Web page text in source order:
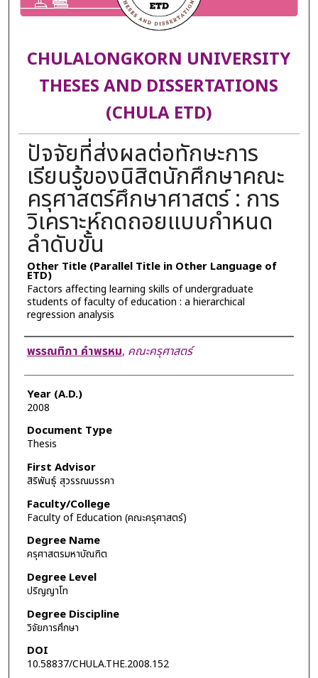
CHULALONGKORN UNIVERSITY
THESES AND DISSERTATIONS
(CHULA ETD)
ปัจจัยที่ส่งผลต่อทักษะการ
เรียนรู้ของนิสิตนักศึกษาคณะ
ครุศาสตร์ศึกษาศาสตร์ : การ
วิเคราะห์ถดถอยแบบกำหนด
ลำดับขั้น
Other Title (Parallel Title in Other Language of
ETD)
Factors affecting learning skills of undergraduate
students of faculty of education : a hierarchical
regression analysis
Author
พรรณทิภา คำพรหม, คณะครุศาสตร์
Year (A.D.)
2008
Document Type
Thesis
First Advisor
สิริพันธุ์ สุวรรณมรรคา
Faculty/College
Faculty of Education (คณะครุศาสตร์)
Degree Name
ครุศาสตรมหาบัณฑิต
Degree Level
ปริญญาโท
Degree Discipline
วิจัยการศึกษา
DOI
10.58837/CHULA.THE.2008.152